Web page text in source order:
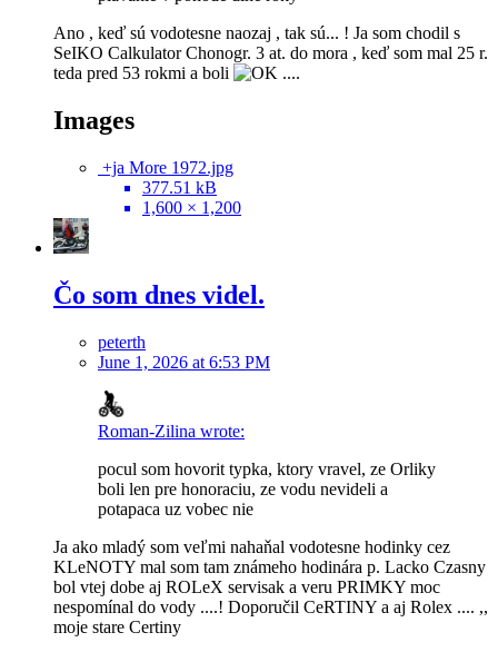
Ano , keď sú vodotesne naozaj , tak sú... ! Ja som chodil s
SeIKO Calkulator Chonogr. 3 at. do mora , keď som mal 25 r.
teda pred 53 rokmi a boli
....
Images
+ja More 1972.jpg
377.51 kB
1,600 × 1,200
Čo som dnes videl.
peterth
June 1, 2026 at 6:53 PM
Roman-Zilina wrote:
pocul som hovorit typka, ktory vravel, ze Orliky
boli len pre honoraciu, ze vodu nevideli a
potapaca uz vobec nie
Ja ako mladý som veľmi nahaňal vodotesne hodinky cez
KLeNOTY mal som tam známeho hodinára p. Lacko Czasny
bol vtej dobe aj ROLeX servisak a veru PRIMKY moc
nespomínal do vody ....! Doporučil CeRTINY a aj Rolex .... ,,
moje stare Certiny